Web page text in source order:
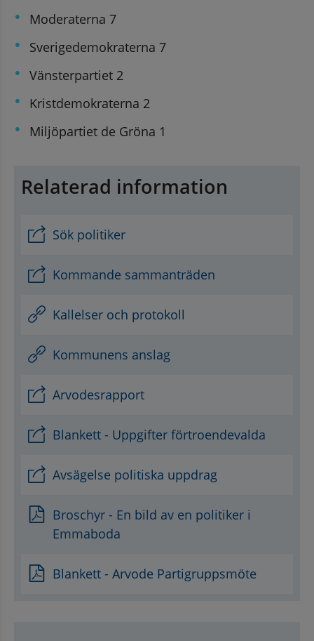
Moderaterna 7
Sverigedemokraterna 7
Vänsterpartiet 2
Kristdemokraterna 2
Miljöpartiet de Gröna 1
Relaterad information
Sök politiker
Kommande sammanträden
Kallelser och protokoll
Kommunens anslag
Arvodesrapport
Blankett - Uppgifter förtroendevalda
Avsägelse politiska uppdrag
Broschyr - En bild av en politiker i
Emmaboda
Blankett - Arvode Partigruppsmöte